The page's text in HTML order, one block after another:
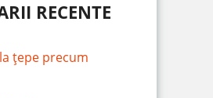
RECENTE
țepe precum